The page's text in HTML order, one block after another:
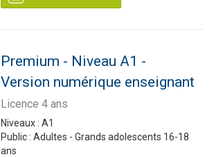
Premium - Niveau A1 -
Version numérique enseignant
Licence 4 ans
Niveaux : A1
Public : Adultes - Grands adolescents 16-18
ans